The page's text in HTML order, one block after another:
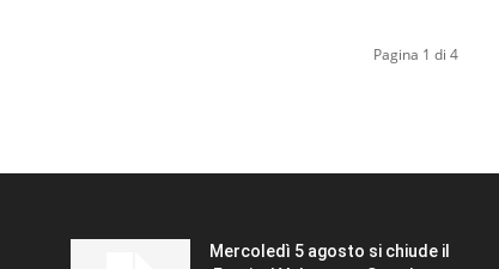
Pagina 1 di 4
Mercoledì 5 agosto si chiude il